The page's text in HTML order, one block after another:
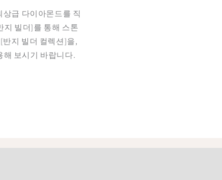
급 다이아몬드를 직
지 빌더]를 통해 스톤
지 빌더 컬렉션]을,
보시기 바랍니다.